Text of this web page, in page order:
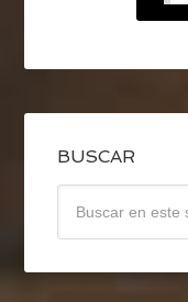
BUSCAR